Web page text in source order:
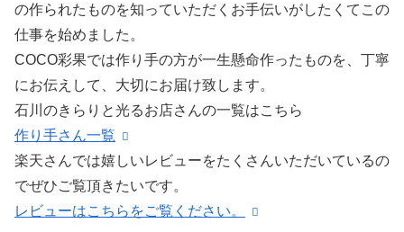
の作られたものを知っていただくお手伝いがしたくてこの
仕事を始めました。
COCO彩果では作り手の方が一生懸命作ったものを、丁寧
にお伝えして、大切にお届け致します。
石川のきらりと光るお店さんの一覧はこちら
作り手さん一覧
楽天さんでは嬉しいレビューをたくさんいただいているの
でぜひご覧頂きたいです。
レビューはこちらをご覧ください。